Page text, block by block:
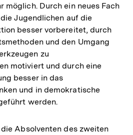
möglich. Durch ein neues Fach
Jugendlichen auf die
besser vorbereitet, durch
und den Umgang
zu
motiviert und durch eine
besser in das
und in demokratische
werden.
Absolventen des zweiten